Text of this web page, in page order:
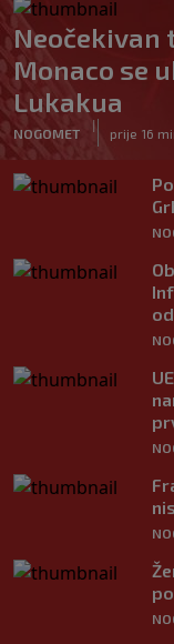
Neočekivan
Monaco se
Lukakua
NOGOMET
|
prije 16